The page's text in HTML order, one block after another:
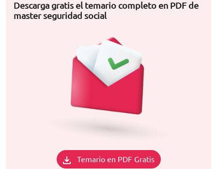
Descarga gratis el temario completo en PDF de
master seguridad social
Temario en PDF Gratis